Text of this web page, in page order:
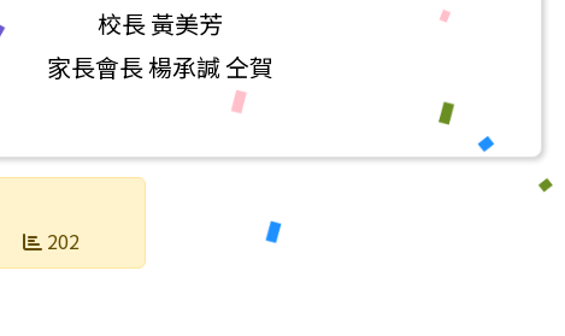
校長 黃美芳
家長會長 楊承諴 仝賀
202